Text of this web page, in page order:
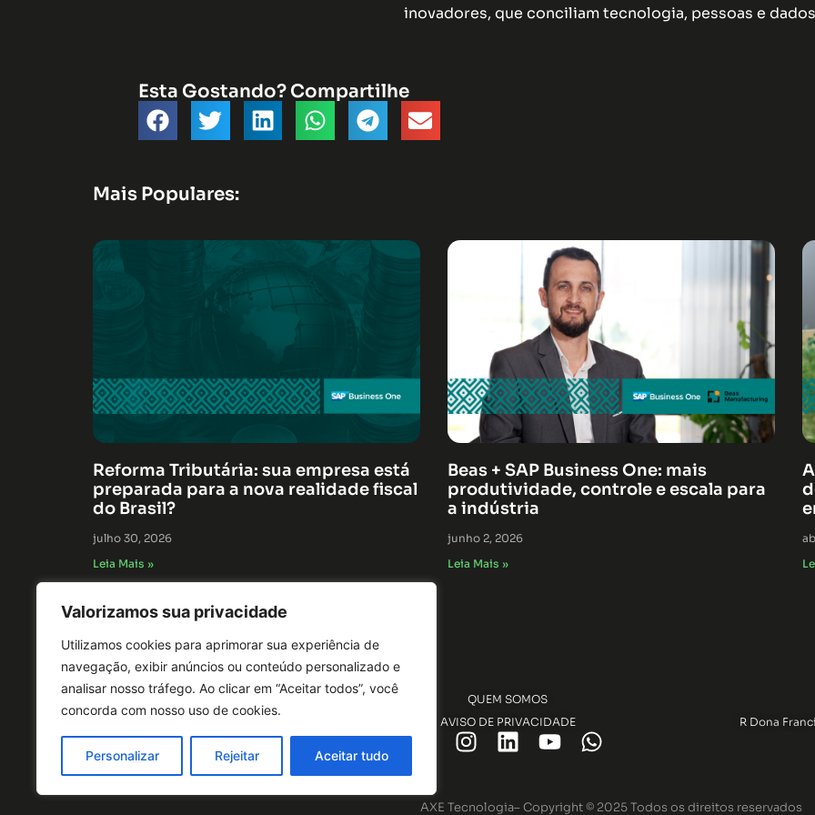
Valorizamos sua privacidade
Utilizamos cookies para aprimorar sua experiência de
navegação, exibir anúncios ou conteúdo personalizado e
analisar nosso tráfego. Ao clicar em “Aceitar todos”, você
concorda com nosso uso de cookies.
Personalizar Rejeitar Aceitar tudo
inovadores, que conciliam tecnologia, pessoas e
Esta Gostando? Compartilhe
Mais Populares:
Reforma Tributária: sua empresa está
preparada para a nova realidade fiscal
do Brasil?
julho 30, 2026
Leia Mais »
Beas + SAP Business One: mais
produtividade, controle e escala para
a indústria
junho 2, 2026
Leia Mais »
QUEM SOMOS
AVISO DE PRIVACIDADE
R Dona
AXE Tecnologia– Copyright © 2025 Todos os direitos reservados